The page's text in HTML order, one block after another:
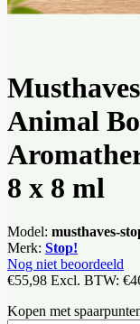
Animal
8 x 8 ml
Model: musthaves-
Merk: Stop!
Nog niet beoordeeld
€55,98 Excl. BTW:
Kopen met